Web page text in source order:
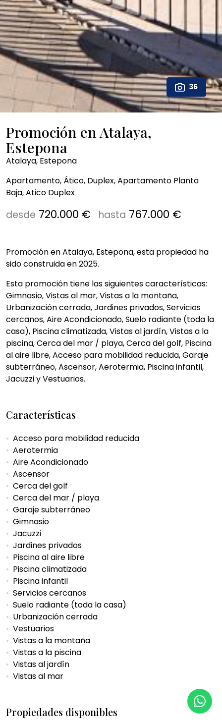
36
Promoción en Atalaya,
Estepona
Atalaya, Estepona
Apartamento, Ático, Duplex, Apartamento Planta
Baja, Atico Duplex
desde 720.000 € hasta 767.000 €
Promoción en Atalaya, Estepona, esta propiedad ha
sido construida en 2025.
Esta promoción tiene las siguientes características:
Gimnasio, Vistas al mar, Vistas a la montaña,
Urbanización cerrada, Jardines privados, Servicios
cercanos, Aire Acondicionado, Suelo radiante (toda la
casa), Piscina climatizada, Vistas al jardín, Vistas a la
piscina, Cerca del mar / playa, Cerca del golf, Piscina
al aire libre, Acceso para mobilidad reducida, Garaje
subterráneo, Ascensor, Aerotermia, Piscina infantil,
Jacuzzi y Vestuarios.
Características
Acceso para mobilidad reducida
Aerotermia
Aire Acondicionado
Ascensor
Cerca del golf
Cerca del mar / playa
Garaje subterráneo
Gimnasio
Jacuzzi
Jardines privados
Piscina al aire libre
Piscina climatizada
Piscina infantil
Servicios cercanos
Suelo radiante (toda la casa)
Urbanización cerrada
Vestuarios
Vistas a la montaña
Vistas a la piscina
Vistas al jardín
Vistas al mar
Propiedades disponibles